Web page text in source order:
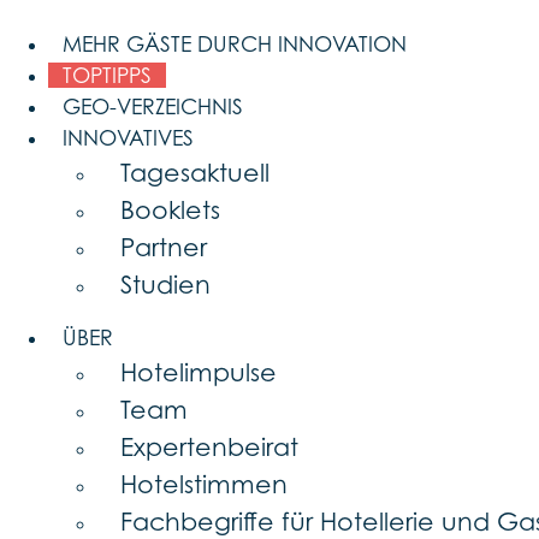
content
MEHR GÄSTE DURCH INNOVATION
TOPTIPPS
GEO-VERZEICHNIS
INNOVATIVES
Tagesaktuell
Booklets
Partner
Studien
ÜBER
Hotelimpulse
Team
Expertenbeirat
Hotelstimmen
Fachbegriffe für Hotellerie und